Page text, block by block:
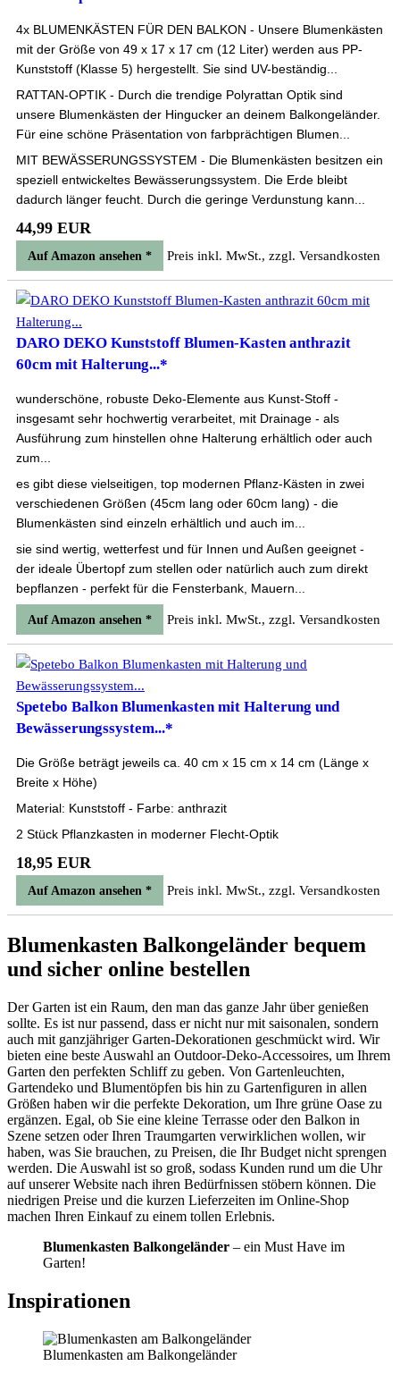
4x BLUMENKÄSTEN FÜR DEN BALKON - Unsere Blumenkästen
mit der Größe von 49 x 17 x 17 cm (12 Liter) werden aus PP-
Kunststoff (Klasse 5) hergestellt. Sie sind UV-beständig...
RATTAN-OPTIK - Durch die trendige Polyrattan Optik sind
unsere Blumenkästen der Hingucker an deinem Balkongeländer.
Für eine schöne Präsentation von farbprächtigen Blumen...
MIT BEWÄSSERUNGSSYSTEM - Die Blumenkästen besitzen ein
speziell entwickeltes Bewässerungssystem. Die Erde bleibt
dadurch länger feucht. Durch die geringe Verdunstung kann...
44,99 EUR
Auf Amazon ansehen * Preis inkl. MwSt., zzgl. Versandkosten
DARO DEKO Kunststoff Blumen-Kasten anthrazit
60cm mit Halterung...*
wunderschöne, robuste Deko-Elemente aus Kunst-Stoff -
insgesamt sehr hochwertig verarbeitet, mit Drainage - als
Ausführung zum hinstellen ohne Halterung erhältlich oder auch
zum...
es gibt diese vielseitigen, top modernen Pflanz-Kästen in zwei
verschiedenen Größen (45cm lang oder 60cm lang) - die
Blumenkästen sind einzeln erhältlich und auch im...
sie sind wertig, wetterfest und für Innen und Außen geeignet -
der ideale Übertopf zum stellen oder natürlich auch zum direkt
bepflanzen - perfekt für die Fensterbank, Mauern...
Auf Amazon ansehen * Preis inkl. MwSt., zzgl. Versandkosten
Spetebo Balkon Blumenkasten mit Halterung und
Bewässerungssystem...*
Die Größe beträgt jeweils ca. 40 cm x 15 cm x 14 cm (Länge x
Breite x Höhe)
Material: Kunststoff - Farbe: anthrazit
2 Stück Pflanzkasten in moderner Flecht-Optik
18,95 EUR
Auf Amazon ansehen * Preis inkl. MwSt., zzgl. Versandkosten
Blumenkasten Balkongeländer bequem
und sicher online bestellen
Der Garten ist ein Raum, den man das ganze Jahr über genießen
sollte. Es ist nur passend, dass er nicht nur mit saisonalen, sondern
auch mit ganzjähriger Garten-Dekorationen geschmückt wird. Wir
bieten eine beste Auswahl an Outdoor-Deko-Accessoires, um Ihrem
Garten den perfekten Schliff zu geben. Von Gartenleuchten,
Gartendeko und Blumentöpfen bis hin zu Gartenfiguren in allen
Größen haben wir die perfekte Dekoration, um Ihre grüne Oase zu
ergänzen. Egal, ob Sie eine kleine Terrasse oder den Balkon in
Szene setzen oder Ihren Traumgarten verwirklichen wollen, wir
haben, was Sie brauchen, zu Preisen, die Ihr Budget nicht sprengen
werden. Die Auswahl ist so groß, sodass Kunden rund um die Uhr
auf unserer Website nach ihren Bedürfnissen stöbern können. Die
niedrigen Preise und die kurzen Lieferzeiten im Online-Shop
machen Ihren Einkauf zu einem tollen Erlebnis.
Blumenkasten Balkongeländer – ein Must Have im
Garten!
Inspirationen
Blumenkasten am Balkongeländer